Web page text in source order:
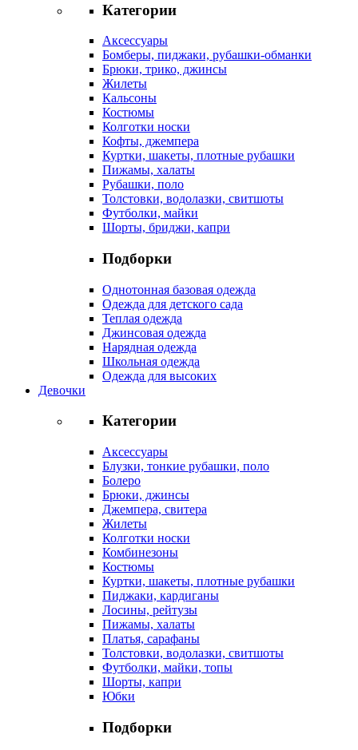
Категории
Аксессуары
Бомберы, пиджаки, рубашки-обманки
Брюки, трико, джинсы
Жилеты
Кальсоны
Костюмы
Колготки носки
Кофты, джемпера
Куртки, шакеты, плотные рубашки
Пижамы, халаты
Рубашки, поло
Толстовки, водолазки, свитшоты
Футболки, майки
Шорты, бриджи, капри
Подборки
Однотонная базовая одежда
Одежда для детского сада
Теплая одежда
Джинсовая одежда
Нарядная одежда
Школьная одежда
Одежда для высоких
Девочки
Категории
Аксессуары
Блузки, тонкие рубашки, поло
Болеро
Брюки, джинсы
Джемпера, свитера
Жилеты
Колготки носки
Комбинезоны
Костюмы
Куртки, шакеты, плотные рубашки
Пиджаки, кардиганы
Лосины, рейтузы
Пижамы, халаты
Платья, сарафаны
Толстовки, водолазки, свитшоты
Футболки, майки, топы
Шорты, капри
Юбки
Подборки